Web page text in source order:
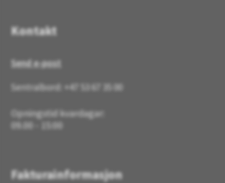
Kontakt
Send e-post
Sentralbord: +47 53 67 35 00
Opningstid kvardagar:
09.00 - 15:00
Fakturainformasjon